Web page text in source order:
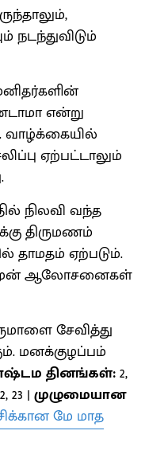
என்று
வாழ்க்கையில்
ஏற்பட்டாலும்
நிலவி வந்த
திருமணம்
தாமதம் ஏற்படும்.
முன் ஆலோசனைகள்
சேவித்து
மனக்குழப்பம்
தினங்கள்:2,
23 |முழுமையான
மே மாத